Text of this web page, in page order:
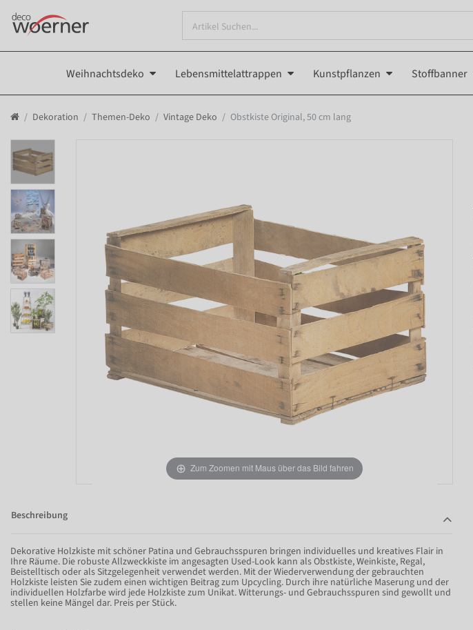
Weihnachtsdeko Lebensmittelattrappen Kunstpflanzen Stoffbanner
Dekoration Themen-Deko Vintage Deko Obstkiste Original, 50 cm lang
Zum Zoomen mit Maus über das Bild fahren
Beschreibung
Dekorative Holzkiste mit schöner Patina und Gebrauchsspuren bringen individuelles und kreatives Flair in
Ihre Räume. Die robuste Allzweckkiste im angesagten Used-Look kann als Obstkiste, Weinkiste, Regal,
Beistelltisch oder als Sitzgelegenheit verwendet werden. Mit der Wiederverwendung der gebrauchten
Holzkiste leisten Sie zudem einen wichtigen Beitrag zum Upcycling. Durch ihre natürliche Maserung und der
individuellen Holzfarbe wird jede Holzkiste zum Unikat. Witterungs- und Gebrauchsspuren sind gewollt und
stellen keine Mängel dar. Preis per Stück.